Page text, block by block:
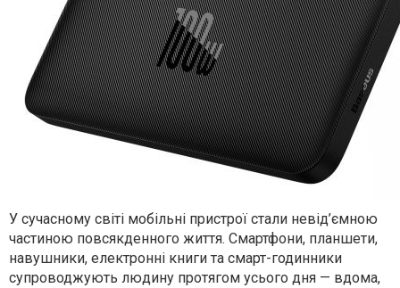
У сучасному світі мобільні пристрої стали невід’ємною
частиною повсякденного життя. Смартфони, планшети,
навушники, електронні книги та смарт-годинники
супроводжують людину протягом усього дня — вдома,